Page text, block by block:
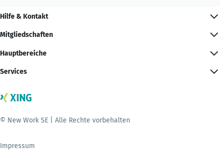
Hilfe & Kontakt
Mitgliedschaften
Hauptbereiche
Services
© New Work SE | Alle Rechte vorbehalten
Impressum